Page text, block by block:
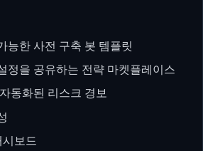
능한 사전 구축 봇 템플릿
정을 공유하는 전략 마켓플레이스
동화된 리스크 경보
보드